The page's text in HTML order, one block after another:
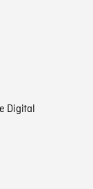
Digital